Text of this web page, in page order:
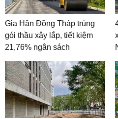
Gia Hân Đồng Tháp trúng
gói thầu xây lắp, tiết kiệm
21,76% ngân sách